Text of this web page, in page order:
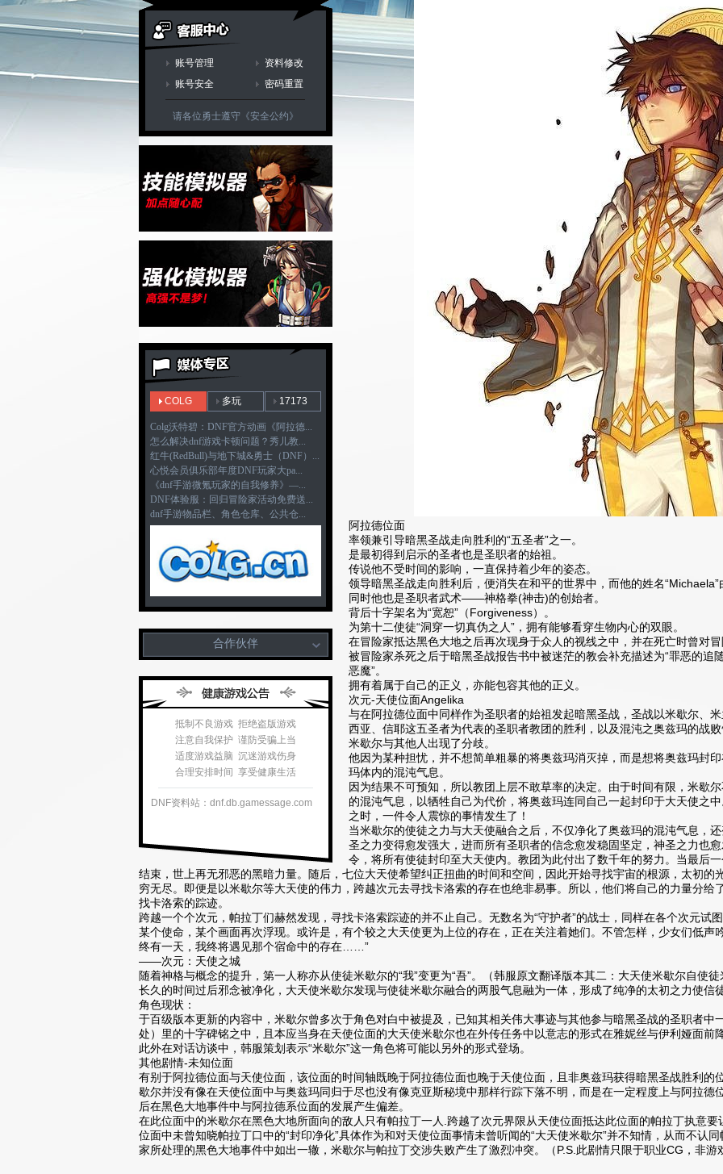
账号管理
资料修改
账号安全
密码重置
请各位勇士遵守 《安全公约》
COLG 多玩 17173
Colg沃特碧：DNF官方动画《阿拉德...
怎么解决dnf游戏卡顿问题？秀儿教...
红牛(RedBull)与地下城&勇士（DNF）...
心悦会员俱乐部年度DNF玩家大pa...
《dnf手游微氪玩家的自我修养》—...
DNF体验服：回归冒险家活动免费送...
dnf手游物品栏、角色仓库、公共仓...
合作伙伴
抵制不良游戏 拒绝盗版游戏
注意自我保护 谨防受骗上当
适度游戏益脑 沉迷游戏伤身
合理安排时间 享受健康生活
DNF资料站：dnf.db.gamessage.com
阿拉德位面
率领兼引导暗黑圣战走向胜利的“五圣者”之一。
是最初得到启示的圣者也是圣职者的始祖。
传说他不受时间的影响，一直保持着少年的姿态。
领导暗黑圣战走向胜利后，便消失在和平的世界中，而他的姓名
同时他也是圣职者武术——神格拳(神击)的创始者。
背后十字架名为“宽恕”（Forgiveness）。
为第十二使徒“洞穿一切真伪之人”，拥有能够看穿生物内心的双眼。
在冒险家抵达黑色大地之后再次现身于众人的视线之中，并在死亡时曾对
被冒险家杀死之后于暗黑圣战报告书中被迷茫的教会补充描述为“罪恶的追
恶魔”。
拥有着属于自己的正义，亦能包容其他的正义。
次元-天使位面Angelika
与在阿拉德位面中同样作为圣职者的始祖发起暗黑圣战，圣战以米歇尔、
西亚、信耶这五圣者为代表的圣职者教团的胜利，以及混沌之奥兹玛的战
米歇尔与其他人出现了分歧。
他因为某种担忧，并不想简单粗暴的将奥兹玛消灭掉，而是想将奥兹玛封
玛体内的混沌气息。
因为结果不可预知，所以教团上层不敢草率的决定。由于时间有限，米歇
的混沌气息，以牺牲自己为代价，将奥兹玛连同自己一起封印于大天使之
之时，一件令人震惊的事情发生了！
当米歇尔的使徒之力与大天使融合之后，不仅净化了奥兹玛的混沌气息，
圣之力变得愈发强大，进而所有圣职者的信念愈发稳固坚定，神圣之力也
令，将所有使徒封印至大天使内。教团为此付出了数千年的努力。当最后
结束，世上再无邪恶的黑暗力量。随后，七位大天使希望纠正扭曲的时间和空间，因此开始寻找宇宙的根源，太初
穷无尽。即便是以米歇尔等大天使的伟力，跨越次元去寻找卡洛索的存在也绝非易事。所以，他们将自己的力量分给
找卡洛索的踪迹。
跨越一个个次元，帕拉丁们赫然发现，寻找卡洛索踪迹的并不止自己。无数名为“守护者”的战士，同样在各个次元试
某个使命，某个画面再次浮现。或许是，有个较之大天使更为上位的存在，正在关注着她们。不管怎样，少女们低声
终有一天，我终将遇见那个宿命中的存在……”
——次元：天使之城
随着神格与概念的提升，第一人称亦从使徒米歇尔的“我”变更为“吾”。（韩服原文翻译版本其二：大天使米歇尔自使
长久的时间过后邪念被净化，大天使米歇尔发现与使徒米歇尔融合的两股气息融为一体，形成了纯净的太初之力使信
角色现状：
于百级版本更新的内容中，米歇尔曾多次于角色对白中被提及，已知其相关伟大事迹与其他参与暗黑圣战的圣职者中
处）里的十字碑铭之中，且本应当身在天使位面的大天使米歇尔也在外传任务中以意志的形式在雅妮丝与伊利娅面前
此外在对话访谈中，韩服策划表示“米歇尔”这一角色将可能以另外的形式登场。
其他剧情-未知位面
有别于阿拉德位面与天使位面，该位面的时间轴既晚于阿拉德位面也晚于天使位面，且非奥兹玛获得暗黑圣战胜利的
歇尔并没有像在天使位面中与奥兹玛同归于尽也没有像克亚斯秘境中那样行踪下落不明，而是在一定程度上与阿拉德
后在黑色大地事件中与阿拉德系位面的发展产生偏差。
在此位面中的米歇尔在黑色大地所面向的敌人只有帕拉丁一人.跨越了次元界限从天使位面抵达此位面的帕拉丁执意
位面中未曾知晓帕拉丁口中的“封印净化”具体作为和对天使位面事情未曾听闻的“大天使米歇尔”并不知情，从而不认
家所处理的黑色大地事件中如出一辙，米歇尔与帕拉丁交涉失败产生了激烈冲突。（P.S.此剧情只限于职业CG，非